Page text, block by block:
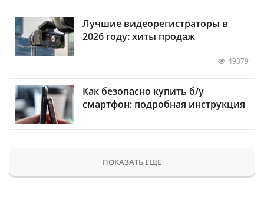
Лучшие видеорегистраторы в
2026 году: хиты продаж
49379
Как безопасно купить б/у
смартфон: подробная инструкция
ПОКАЗАТЬ ЕЩЕ